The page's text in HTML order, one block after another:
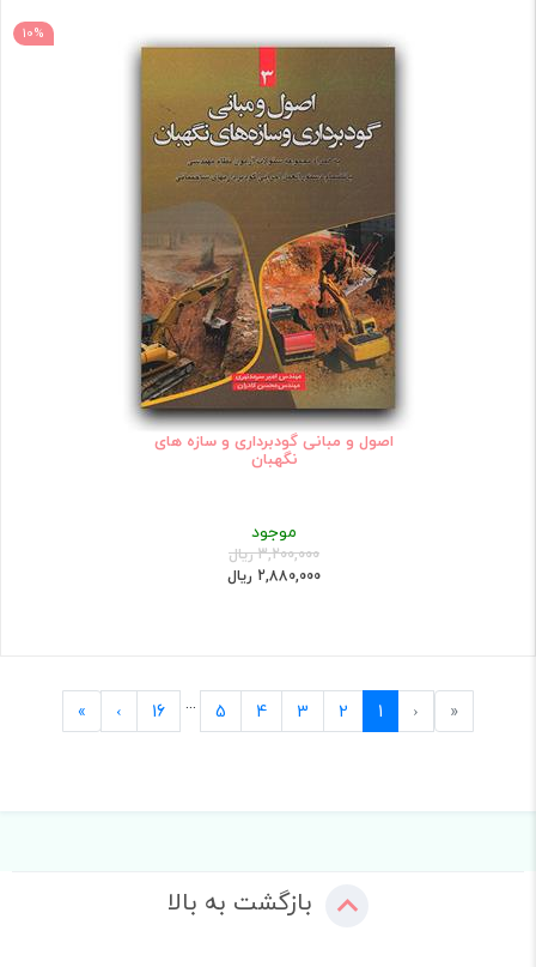
10%
اصول و مبانی گودبرداری و سازه های
نگهبان
موجود
3,200,000 ریال
2,880,000 ریال
«
First
‹
Previous
1
2
3
4
5
...
16
›
Next
»
بازگشت به بالا